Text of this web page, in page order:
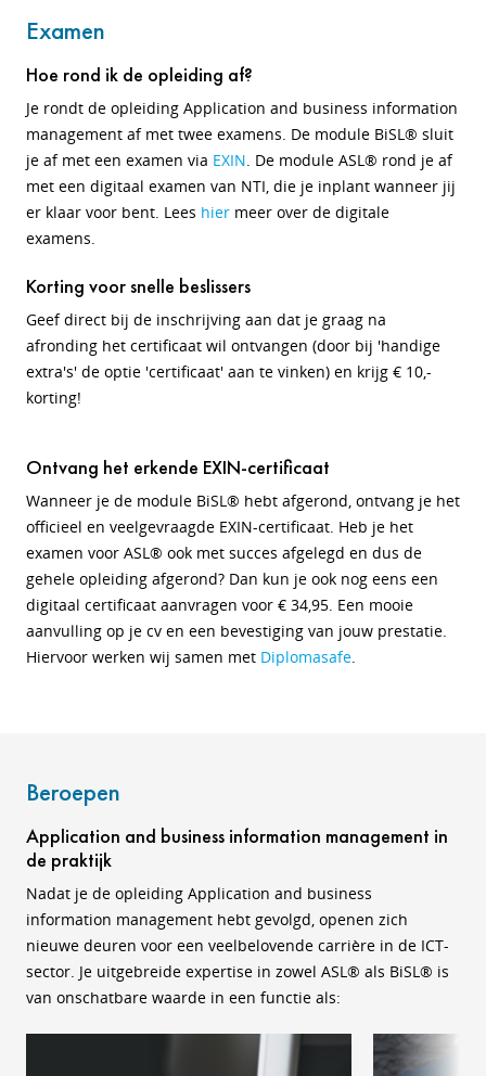
Examen
Hoe rond ik de opleiding af?
Je rondt de opleiding Application and business information
management af met twee examens. De module BiSL® sluit
je af met een examen via EXIN. De module ASL® rond je af
met een digitaal examen van NTI, die je inplant wanneer jij
er klaar voor bent. Lees hier meer over de digitale
examens.
Korting voor snelle beslissers
Geef direct bij de inschrijving aan dat je graag na
afronding het certificaat wil ontvangen (door bij 'handige
extra's' de optie 'certificaat' aan te vinken) en krijg € 10,-
korting!
Ontvang het erkende EXIN-certificaat
Wanneer je de module BiSL® hebt afgerond, ontvang je het
officieel en veelgevraagde EXIN-certificaat. Heb je het
examen voor ASL® ook met succes afgelegd en dus de
gehele opleiding afgerond? Dan kun je ook nog eens een
digitaal certificaat aanvragen voor € 34,95. Een mooie
aanvulling op je cv en een bevestiging van jouw prestatie.
Hiervoor werken wij samen met Diplomasafe.
Beroepen
Application and business information management in
de praktijk
Nadat je de opleiding Application and business
information management hebt gevolgd, openen zich
nieuwe deuren voor een veelbelovende carrière in de ICT-
sector. Je uitgebreide expertise in zowel ASL® als BiSL® is
van onschatbare waarde in een functie als: